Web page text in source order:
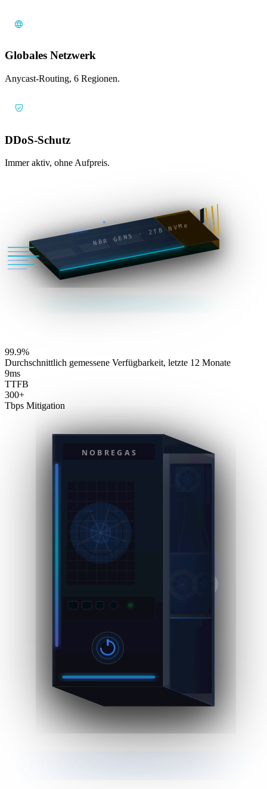
Globales Netzwerk
Anycast-Routing, 6 Regionen.
DDoS-Schutz
Immer aktiv, ohne Aufpreis.
NBR GEN5 · 2TB NVMe
99.9%
Durchschnittlich gemessene Verfügbarkeit, letzte 12 Monate
9ms
TTFB
300+
Tbps Mitigation
NOBREGAS